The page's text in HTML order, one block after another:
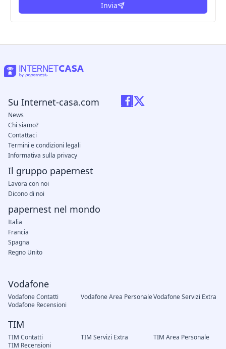
Invia
Vodafone
Vodafone Contatti Vodafone Area PersonaleVodafone Servizi Extra
Vodafone Recensioni
TIM
TIM Contatti TIM Servizi Extra
TIM Area Personale
TIM Recensioni
Su Internet-casa.com
News
Chi siamo?
Contattaci
Termini e condizioni legali
Informativa sulla privacy
Il gruppo papernest
Lavora con noi
Dicono di noi
papernest nel mondo
Italia
Francia
Spagna
Regno Unito